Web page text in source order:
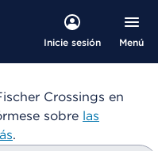
Inicie sesión Menú
Crossings en
sobre las
.